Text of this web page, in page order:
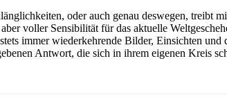
oder auch genau deswegen, treibt
voller Sensibilität für das aktuelle
immer wiederkehrende Bilder, Einsichten und
Antwort, die sich in ihrem eigenen Kreis